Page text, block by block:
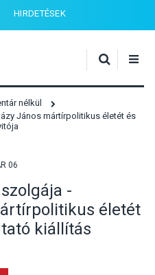
HIRDETÉSEK
nélkül
János mártírpolitikus életét és
06
-
életét
kiállítás